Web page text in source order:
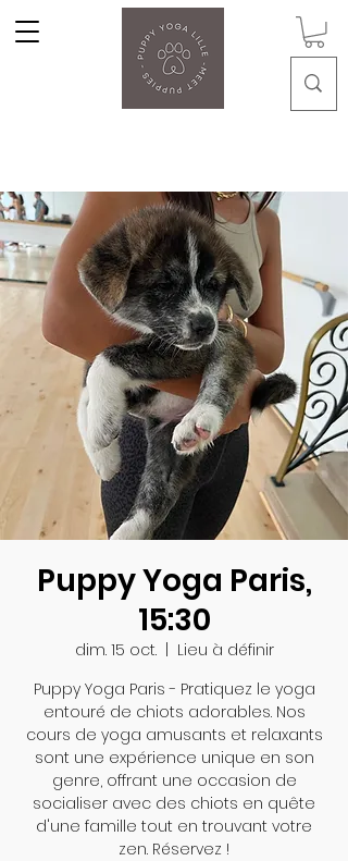
Puppy Yoga Paris,
15:30
dim. 15 oct.
  |
Lieu à définir
Puppy Yoga Paris - Pratiquez le yoga
entouré de chiots adorables. Nos
cours de yoga amusants et relaxants
sont une expérience unique en son
genre, offrant une occasion de
socialiser avec des chiots en quête
d'une famille tout en trouvant votre
zen. Réservez !